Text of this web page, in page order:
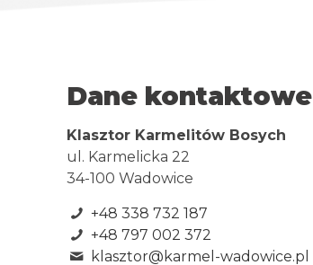
Dane kontaktowe
Klasztor Karmelitów Bosych
ul. Karmelicka 22
34-100 Wadowice
+48 338 732 187
+48 797 002 372
klasztor@karmel-wadowice.pl